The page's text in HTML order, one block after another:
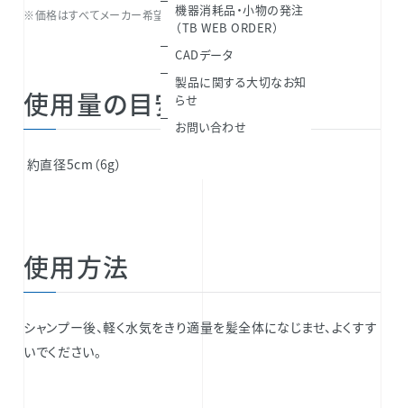
機器消耗品・小物の発注
（TB WEB ORDER）
CADデータ
製品に関する大切なお知
らせ
お問い合わせ
※価格はすべてメーカー希望小売価格（税込）です。
使用量の目安
約直径5cm（6g）
使用方法
シャンプー後、軽く水気をきり適量を髪全体になじませ、よくすす
いでください。